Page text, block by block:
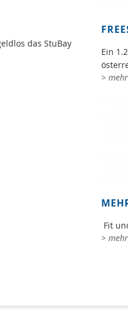
das StuBay
Ein
>
Fit
>